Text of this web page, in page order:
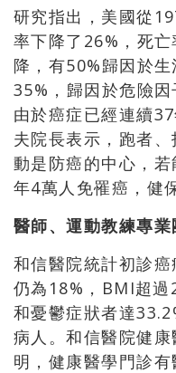
研究指出，美國從
率下降了26%，死
降，有50%歸因於
35%，歸因於危險因
由於癌症已經連續
夫院長表示，跑者
動是防癌的中心，
年4萬人免罹癌，健
醫師、運動教練專
和信醫院統計初診
仍為18%，BMI超過
和憂鬱症狀者達
病人。和信醫院健
明，健康醫學門診